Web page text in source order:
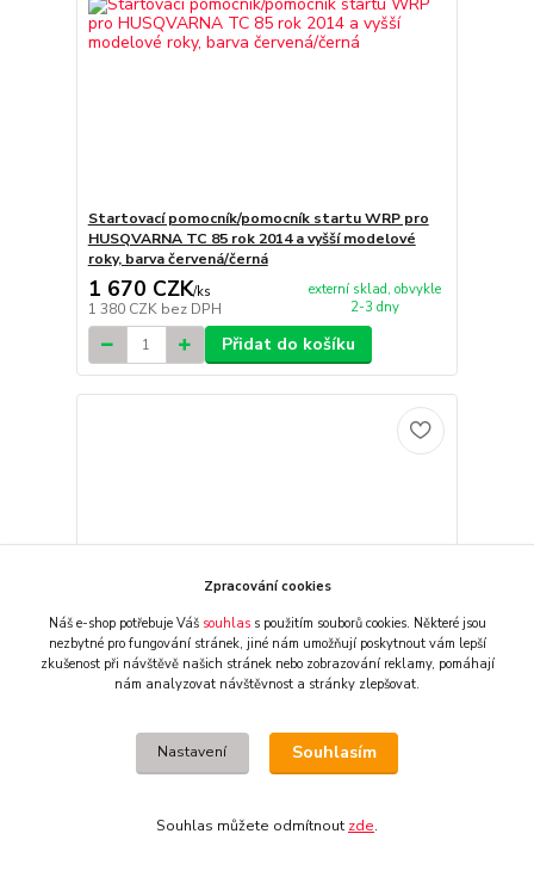
Startovací pomocník/pomocník startu WRP pro
HUSQVARNA TC 85 rok 2014 a vyšší modelové
roky, barva červená/černá
1 670 CZK/ks
1 380 CZK bez DPH
externí sklad, obvykle
2-3 dny
Přidat do košíku
Startovací pomocník/pomocník startu WRP pro
Zpracování cookies
Náš e-shop potřebuje Váš souhlass použitím souborů cookies. Některé jsou
nezbytné pro fungování stránek, jiné nám umožňují poskytnout vám lepší
zkušenost při návštěvě našich stránek nebo zobrazování reklamy, pomáhají
nám analyzovat návštěvnost a stránky zlepšovat.
Nastavení Souhlasím
Souhlas můžete odmítnout zde.